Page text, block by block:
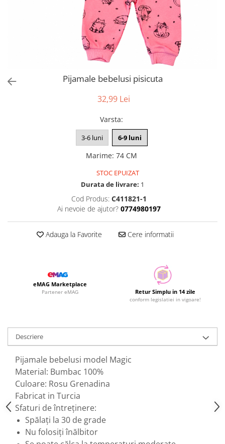
Pijamale bebelusi pisicuta
32,99 Lei
Varsta:
3-6 luni 6-9 luni
Marime: 74 CM
STOC EPUIZAT
Durata de livrare: 1
Cod Produs: C411821-1
Ai nevoie de ajutor? 0774980197
Adauga la Favorite Cere informatii
eMAG Marketplace
Partener eMAG Retur Simplu in 14 zile
conform legislatiei in vigoare!
Descriere
Pijamale bebelusi model Magic
Material: Bumbac 100%
Culoare: Rosu Grenadina
Fabricat in Turcia
Sfaturi de întreținere:
Spălați la 30 de grade
Nu folosiți înălbitor